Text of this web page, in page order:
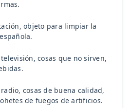
objeto para limpiar la
cosas que no sirven,
cosas de buena calidad,
de fuegos de artificios.